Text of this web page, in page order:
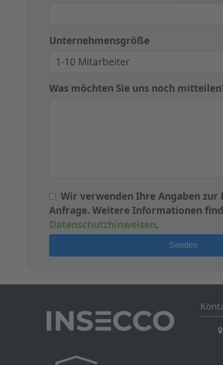
Unternehmensgröße
Was möchten Sie uns noch
Wir verwenden Ihre Angaben
Anfrage. Weitere Informationen
Datenschutzhinweisen.